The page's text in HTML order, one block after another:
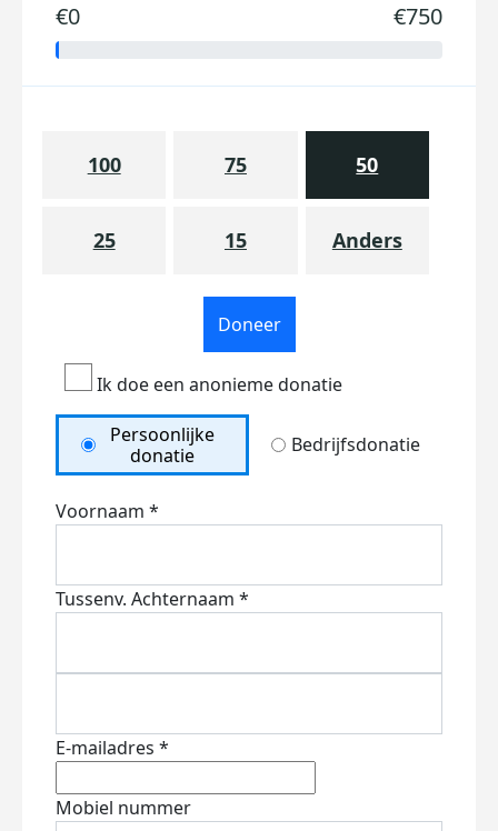
€0 €750
100 75 50
25 15 Anders
Doneer
Ik doe een anonieme donatie
Persoonlijke
donatie
Bedrijfsdonatie
Voornaam *
Tussenv. Achternaam *
E-mailadres *
Mobiel nummer